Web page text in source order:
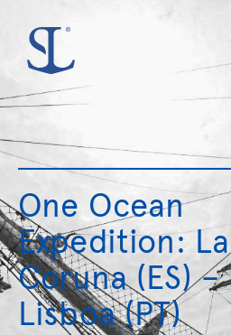
One Ocean
Expedition: La
Coruna (ES) –
Lisboa (PT)